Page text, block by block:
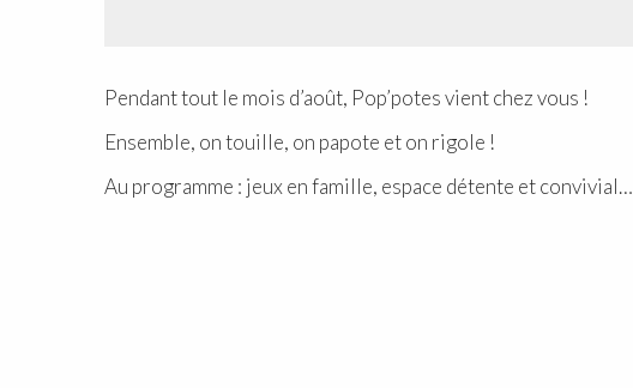
Pendant tout le mois d’août, Pop’potes vient chez vous !
Ensemble, on touille, on papote et on rigole !
Au programme : jeux en famille, espace détente et convivial…